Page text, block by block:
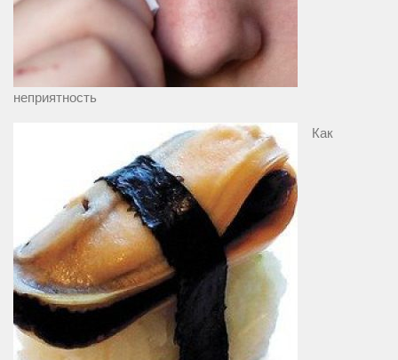
неприятность
Как